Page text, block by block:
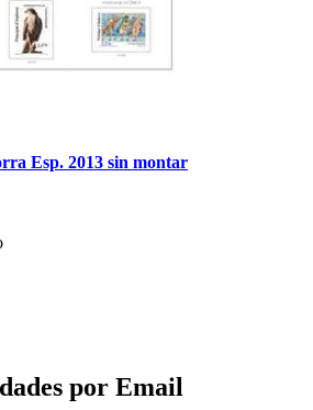
Esp. 2013 sin montar
por Email